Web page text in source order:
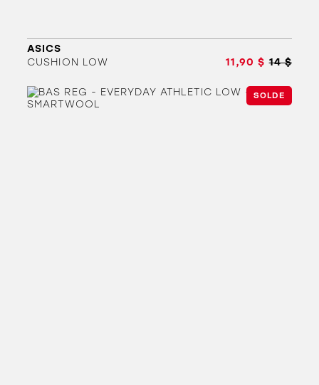
ASICS
CUSHION LOW
11,90 $ 14 $
SOLDE